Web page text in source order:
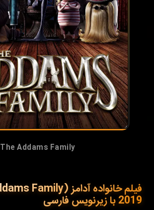
The Addams Family
2019 با زیرنویس فارسی